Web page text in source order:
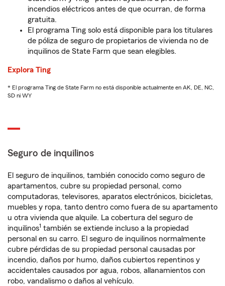
incendios eléctricos antes de que ocurran, de forma
gratuita.
El programa Ting solo está disponible para los titulares
de póliza de seguro de propietarios de vivienda no de
inquilinos de State Farm que sean elegibles.
Explora Ting
* El programa Ting de State Farm no está disponible actualmente en AK, DE, NC,
SD ni WY
Seguro de inquilinos
El seguro de inquilinos, también conocido como seguro de
apartamentos, cubre su propiedad personal, como
computadoras, televisores, aparatos electrónicos, bicicletas,
muebles y ropa, tanto dentro como fuera de su apartamento
u otra vivienda que alquile. La cobertura del seguro de
inquilinos1 también se extiende incluso a la propiedad
personal en su carro. El seguro de inquilinos normalmente
cubre pérdidas de su propiedad personal causadas por
incendio, daños por humo, daños cubiertos repentinos y
accidentales causados por agua, robos, allanamientos con
robo, vandalismo o daños al vehículo.